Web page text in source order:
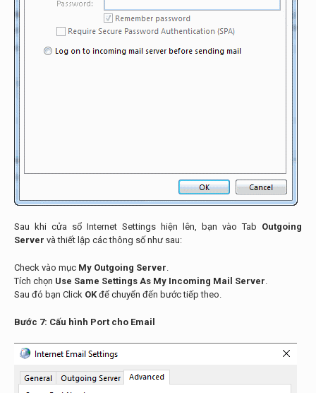
Sau khi cửa sổ Internet Settings hiện lên, bạn vào Tab Outgoing
Server và thiết lập các thông số như sau:
Check vào mục My Outgoing Server.
Tích chọn Use Same Settings As My Incoming Mail Server.
Sau đó bạn Click OKđể chuyển đến bước tiếp theo.
Bước 7: Cấu hình Port cho Email